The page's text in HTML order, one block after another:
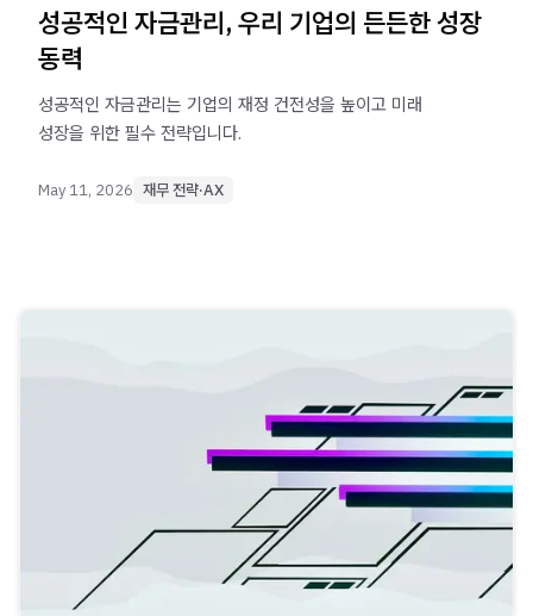
성공적인 자금관리, 우리 기업의 든든한 성장
동력
성공적인 자금관리는 기업의 재정 건전성을 높이고 미래
성장을 위한 필수 전략입니다.
May 11, 2026 재무 전략·AX